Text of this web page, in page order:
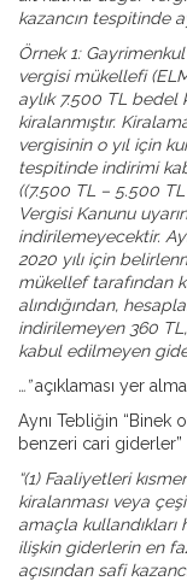
kazancın tespitinde
Örnek 1:
vergisi mükellefi
aylık 7.500 TL bedel
kiralanmıştır.
vergisinin o yıl için
tespitinde indirimi
((7.500 TL – 5.500
Vergisi Kanunu
indirilemeyecektir.
2020 yılı için
mükellef tarafından
alındığından,
indirilemeyen 360
kabul edilmeyen
…”açıklaması yer
Aynı Tebliğin “Binek
benzeri cari giderler”
“(1) Faaliyetleri
kiralanması veya
amaçla
ilişkin giderlerin en
açısından safi